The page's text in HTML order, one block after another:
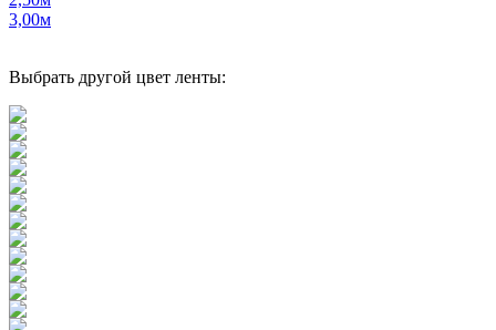
3,00м
Выбрать другой цвет ленты: